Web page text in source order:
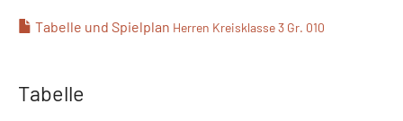
Tabelle und Spielplan Herren Kreisklasse 3 Gr. 010
Tabelle